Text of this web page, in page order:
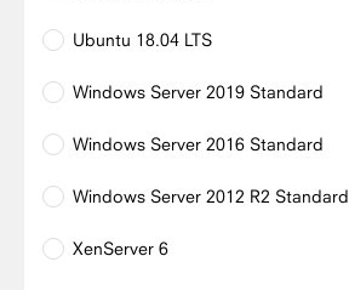
Ubuntu 18.04 LTS
Windows Server 2019 Standard
Windows Server 2016 Standard
Windows Server 2012 R2 Standard
XenServer 6